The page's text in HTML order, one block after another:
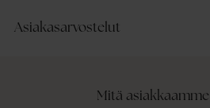
Asiakasarvostelut
Mitä